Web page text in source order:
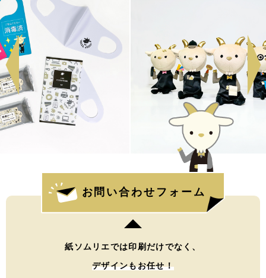
お問い合わせフォーム
紙ソムリエでは印刷だけでなく、
デザインもお任せ！